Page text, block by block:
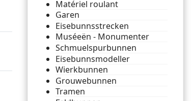
Matériel roulant
Garen
Eisebunnsstrecken
Muséeën - Monumenter
Schmuelspurbunnen
Eisebunnsmodeller
Wierkbunnen
Grouwebunnen
Tramen